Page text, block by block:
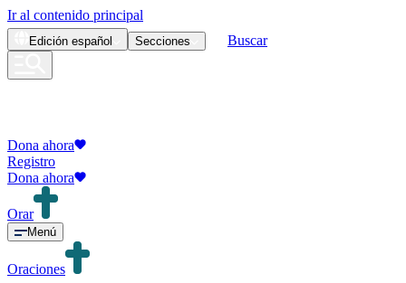
Ir al contenido principal
Edición español Secciones Buscar
Dona ahora
Registro
Dona ahora
Orar
Menú
Oraciones